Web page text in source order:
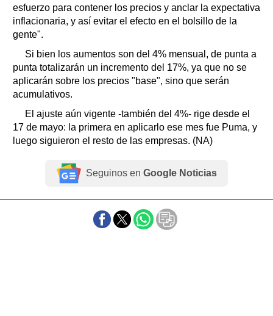
esfuerzo para contener los precios y anclar la expectativa
inflacionaria, y así evitar el efecto en el bolsillo de la
gente".
Si bien los aumentos son del 4% mensual, de punta a
punta totalizarán un incremento del 17%, ya que no se
aplicarán sobre los precios "base", sino que serán
acumulativos.
El ajuste aún vigente -también del 4%- rige desde el
17 de mayo: la primera en aplicarlo ese mes fue Puma, y
luego siguieron el resto de las empresas. (NA)
Seguinos en Google Noticias